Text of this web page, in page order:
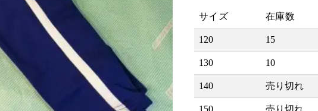
サイズ 在庫数
120 15
130 10
140 売り切れ
150 売り切れ